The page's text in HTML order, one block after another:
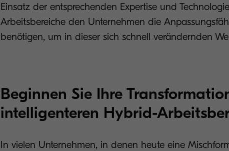
Einsatz der entsprechenden Expertise und
Arbeitsbereiche den Unternehmen die
benötigen, um in dieser sich schnell verändernden
Beginnen Sie Ihre
intelligenteren Hybrid-
In vielen Unternehmen, in denen heute eine